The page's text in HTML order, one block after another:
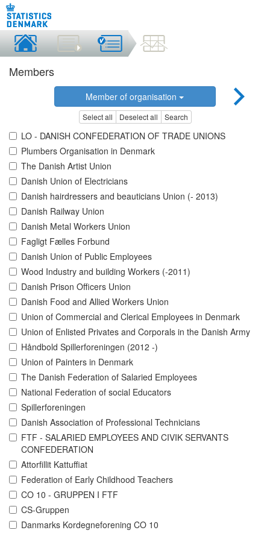
Members
Member of organisation
Select all Deselect all Search
LO - DANISH CONFEDERATION OF TRADE UNIONS
Plumbers Organisation in Denmark
The Danish Artist Union
Danish Union of Electricians
Danish hairdressers and beauticians Union (- 2013)
Danish Railway Union
Danish Metal Workers Union
Fagligt Fælles Forbund
Danish Union of Public Employees
Wood Industry and building Workers (-2011)
Danish Prison Officers Union
Danish Food and Allied Workers Union
Union of Commercial and Clerical Employees in Denmark
Union of Enlisted Privates and Corporals in the Danish Army
Håndbold Spillerforeningen (2012 -)
Union of Painters in Denmark
The Danish Federation of Salaried Employees
National Federation of social Educators
Spillerforeningen
Danish Association of Professional Technicians
FTF - SALARIED EMPLOYEES AND CIVIK SERVANTS
CONFEDERATION
Attorfillit Kattuffiat
Federation of Early Childhood Teachers
CO 10 - GRUPPEN I FTF
CS-Gruppen
Danmarks Kordegneforening CO 10